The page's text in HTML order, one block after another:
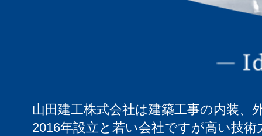
山田建工株式会社は建築工事の内装、
2016年設立と若い会社ですが高い技